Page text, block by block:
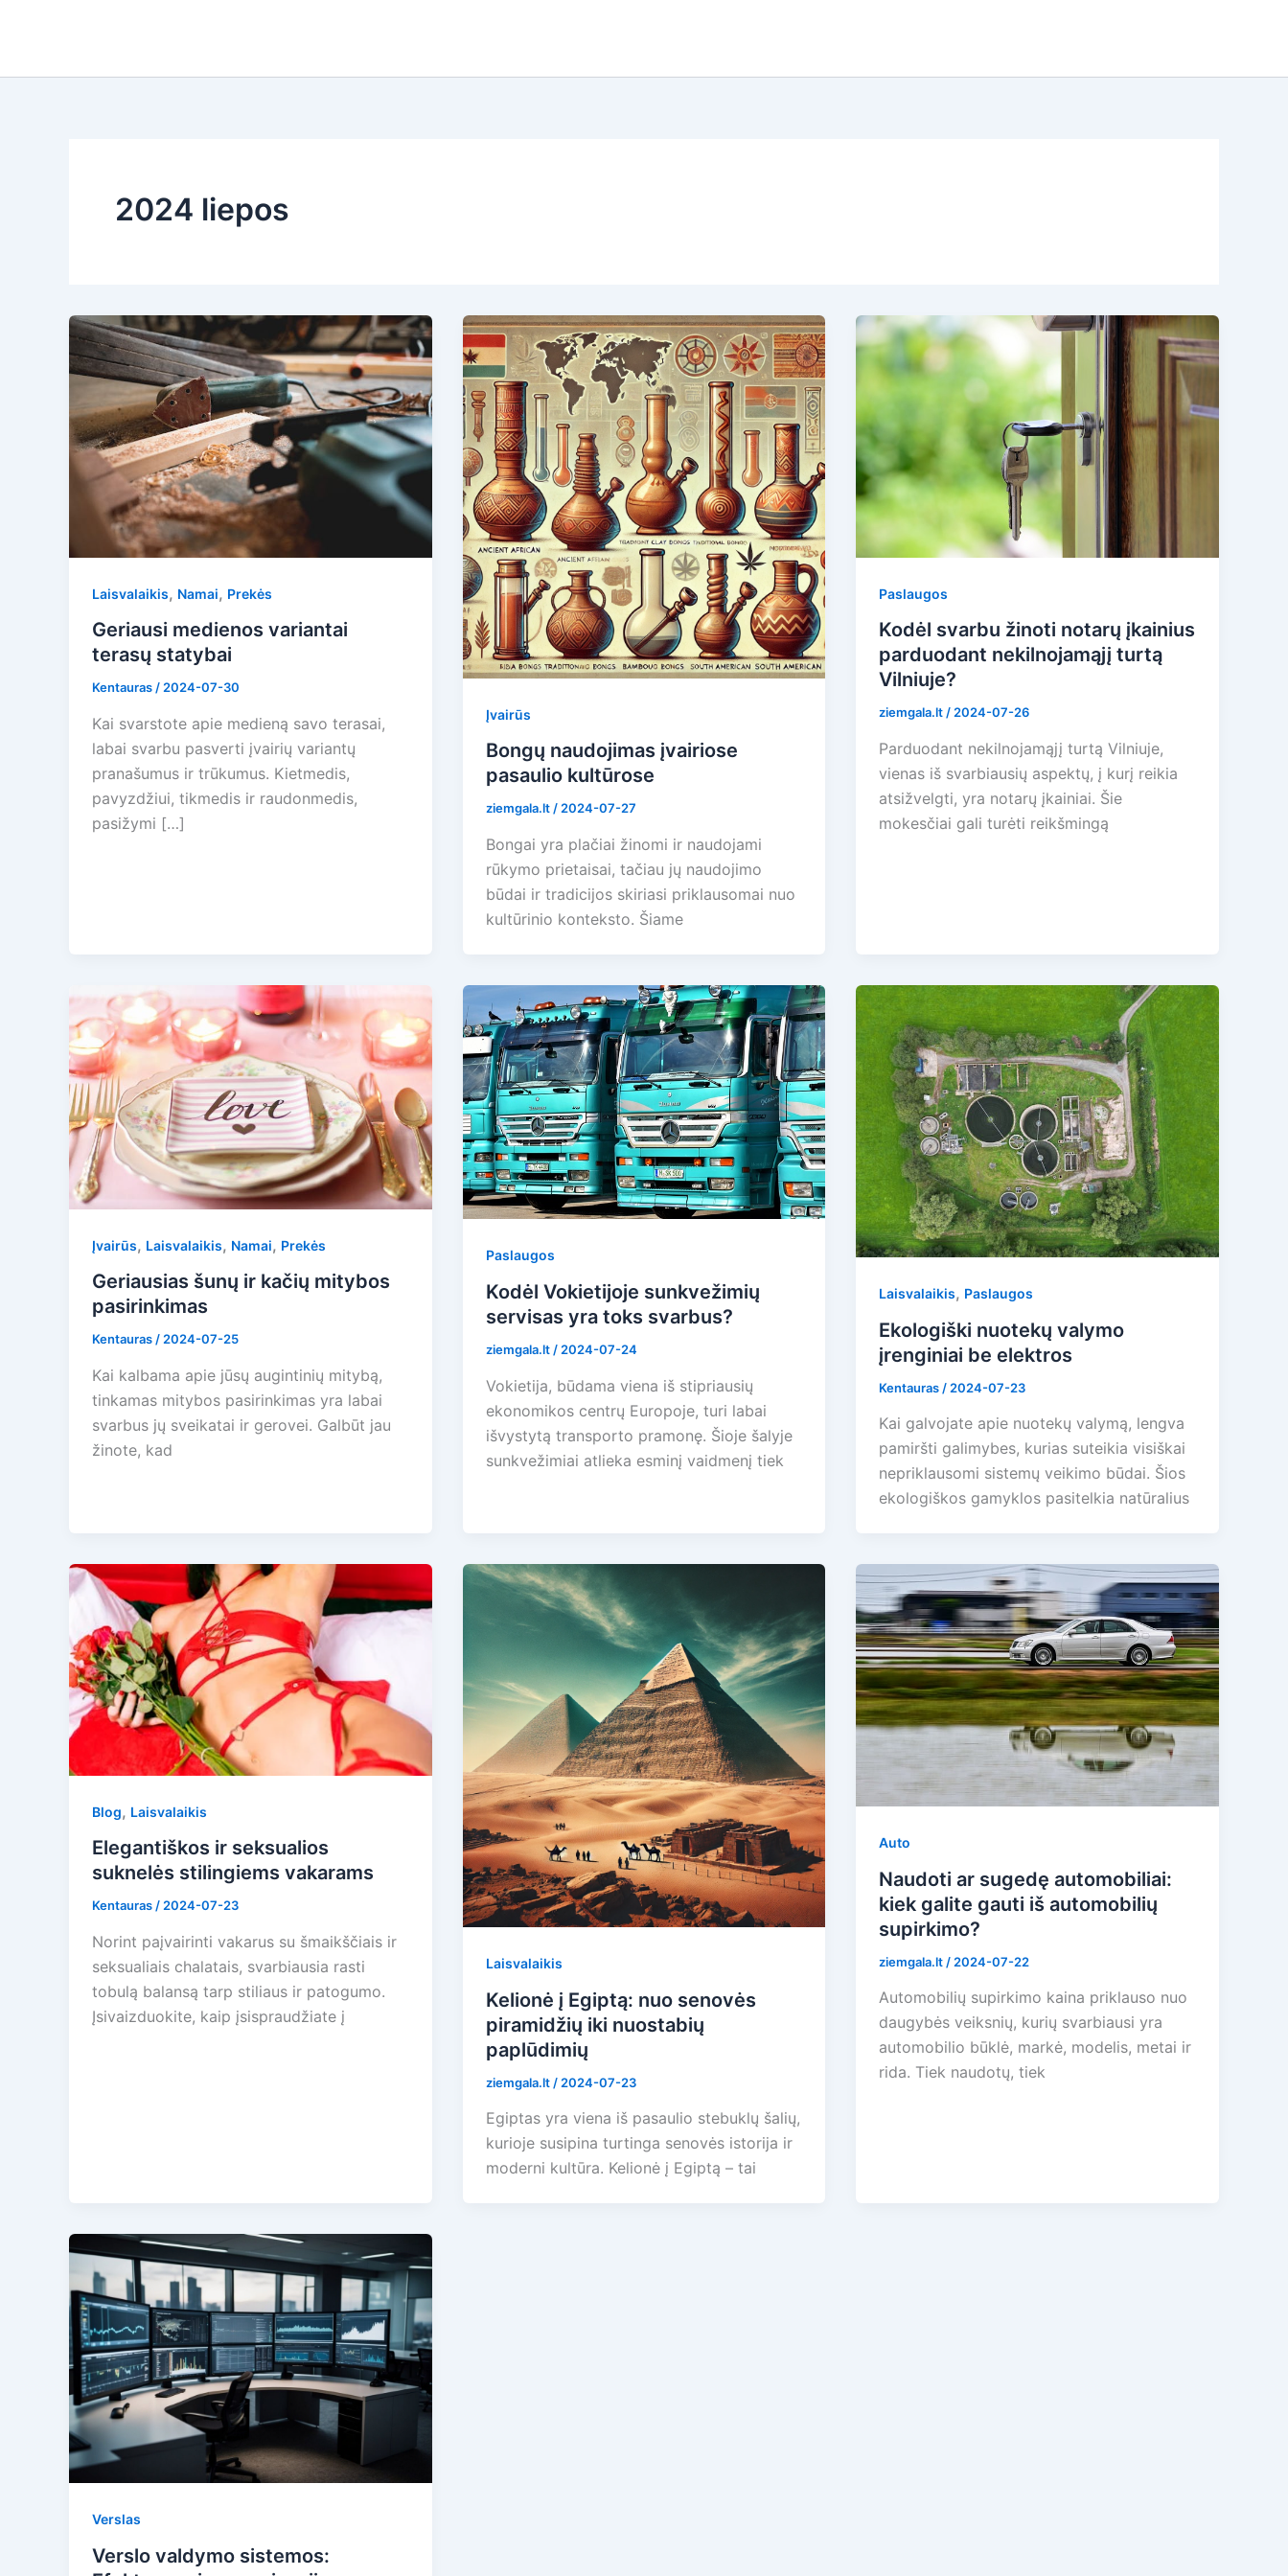
2024 liepos
Laisvalaikis, Namai, Prekės
Geriausi medienos variantai
terasų statybai
Kentauras/2024-07-30
Kai svarstote apie medieną savo terasai,
labai svarbu pasverti įvairių variantų
pranašumus ir trūkumus. Kietmedis,
pavyzdžiui, tikmedis ir raudonmedis,
pasižymi […]
Įvairūs
Bongų naudojimas įvairiose
pasaulio kultūrose
ziemgala.lt/2024-07-27
Bongai yra plačiai žinomi ir naudojami
rūkymo prietaisai, tačiau jų naudojimo
būdai ir tradicijos skiriasi priklausomai nuo
kultūrinio konteksto. Šiame
Paslaugos
Kodėl svarbu žinoti notarų įkainius
parduodant nekilnojamąjį turtą
Vilniuje?
ziemgala.lt/2024-07-26
Parduodant nekilnojamąjį turtą Vilniuje,
vienas iš svarbiausių aspektų, į kurį reikia
atsižvelgti, yra notarų įkainiai. Šie
mokesčiai gali turėti reikšmingą
Įvairūs, Laisvalaikis, Namai, Prekės
Geriausias šunų ir kačių mitybos
pasirinkimas
Kentauras/2024-07-25
Kai kalbama apie jūsų augintinių mitybą,
tinkamas mitybos pasirinkimas yra labai
svarbus jų sveikatai ir gerovei. Galbūt jau
žinote, kad
Paslaugos
Kodėl Vokietijoje sunkvežimių
servisas yra toks svarbus?
ziemgala.lt / 2024-07-24
Vokietija, būdama viena iš stipriausių
ekonomikos centrų Europoje, turi labai
išvystytą transporto pramonę. Šioje šalyje
sunkvežimiai atlieka esminį vaidmenį tiek
Laisvalaikis, Paslaugos
Ekologiški nuotekų valymo
įrenginiai be elektros
Kentauras / 2024-07-23
Kai galvojate apie nuotekų valymą, lengva
pamiršti galimybes, kurias suteikia visiškai
nepriklausomi sistemų veikimo būdai. Šios
ekologiškos gamyklos pasitelkia natūralius
Blog, Laisvalaikis
Elegantiškos ir seksualios
suknelės stilingiems vakarams
Kentauras/2024-07-23
Norint paįvairinti vakarus su šmaikščiais ir
seksualiais chalatais, svarbiausia rasti
tobulą balansą tarp stiliaus ir patogumo.
Įsivaizduokite, kaip įsispraudžiate į
Laisvalaikis
Kelionė į Egiptą: nuo senovės
piramidžių iki nuostabių
paplūdimių
ziemgala.lt / 2024-07-23
Egiptas yra viena iš pasaulio stebuklų šalių,
kurioje susipina turtinga senovės istorija ir
moderni kultūra. Kelionė į Egiptą – tai
Auto
Naudoti ar sugedę automobiliai:
kiek galite gauti iš automobilių
supirkimo?
ziemgala.lt / 2024-07-22
Automobilių supirkimo kaina priklauso nuo
daugybės veiksnių, kurių svarbiausi yra
automobilio būklė, markė, modelis, metai ir
rida. Tiek naudotų, tiek
Verslas
Verslo valdymo sistemos: